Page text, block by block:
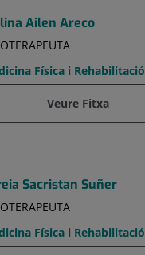
Ailen Areco
Física i Rehabilitació
Veure Fitxa
Sacristan Suñer
Física i Rehabilitació